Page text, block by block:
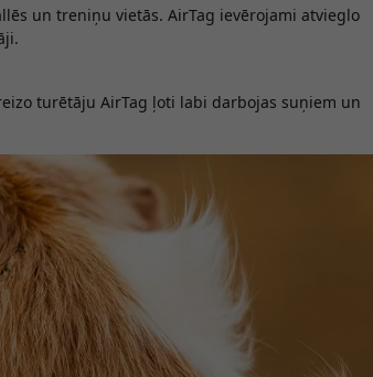
un treniņu vietās. AirTag ievērojami atvieglo
turētāju AirTag ļoti labi darbojas suņiem un